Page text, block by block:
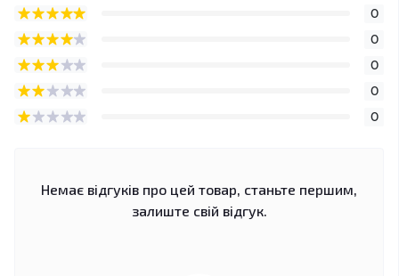
0
0
0
0
0
Немає відгуків про цей товар, станьте першим,
залиште свій відгук.